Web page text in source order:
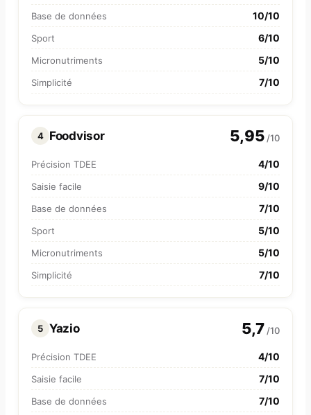
Base de données 10/10
Sport 6/10
Micronutriments 5/10
Simplicité 7/10
4 Foodvisor 5,95 /10
Précision TDEE 4/10
Saisie facile 9/10
Base de données 7/10
Sport 5/10
Micronutriments 5/10
Simplicité 7/10
5 Yazio 5,7 /10
Précision TDEE 4/10
Saisie facile 7/10
Base de données 7/10